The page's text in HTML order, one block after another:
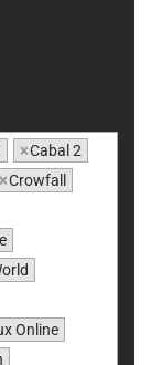
×Cabal 2
×Crowfall
Online